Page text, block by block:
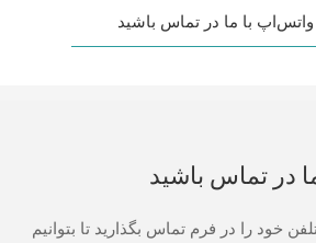
با ما در تماس باشید
در تماس باشید
خود را در فرم تماس بگذارید تا بتوانیم